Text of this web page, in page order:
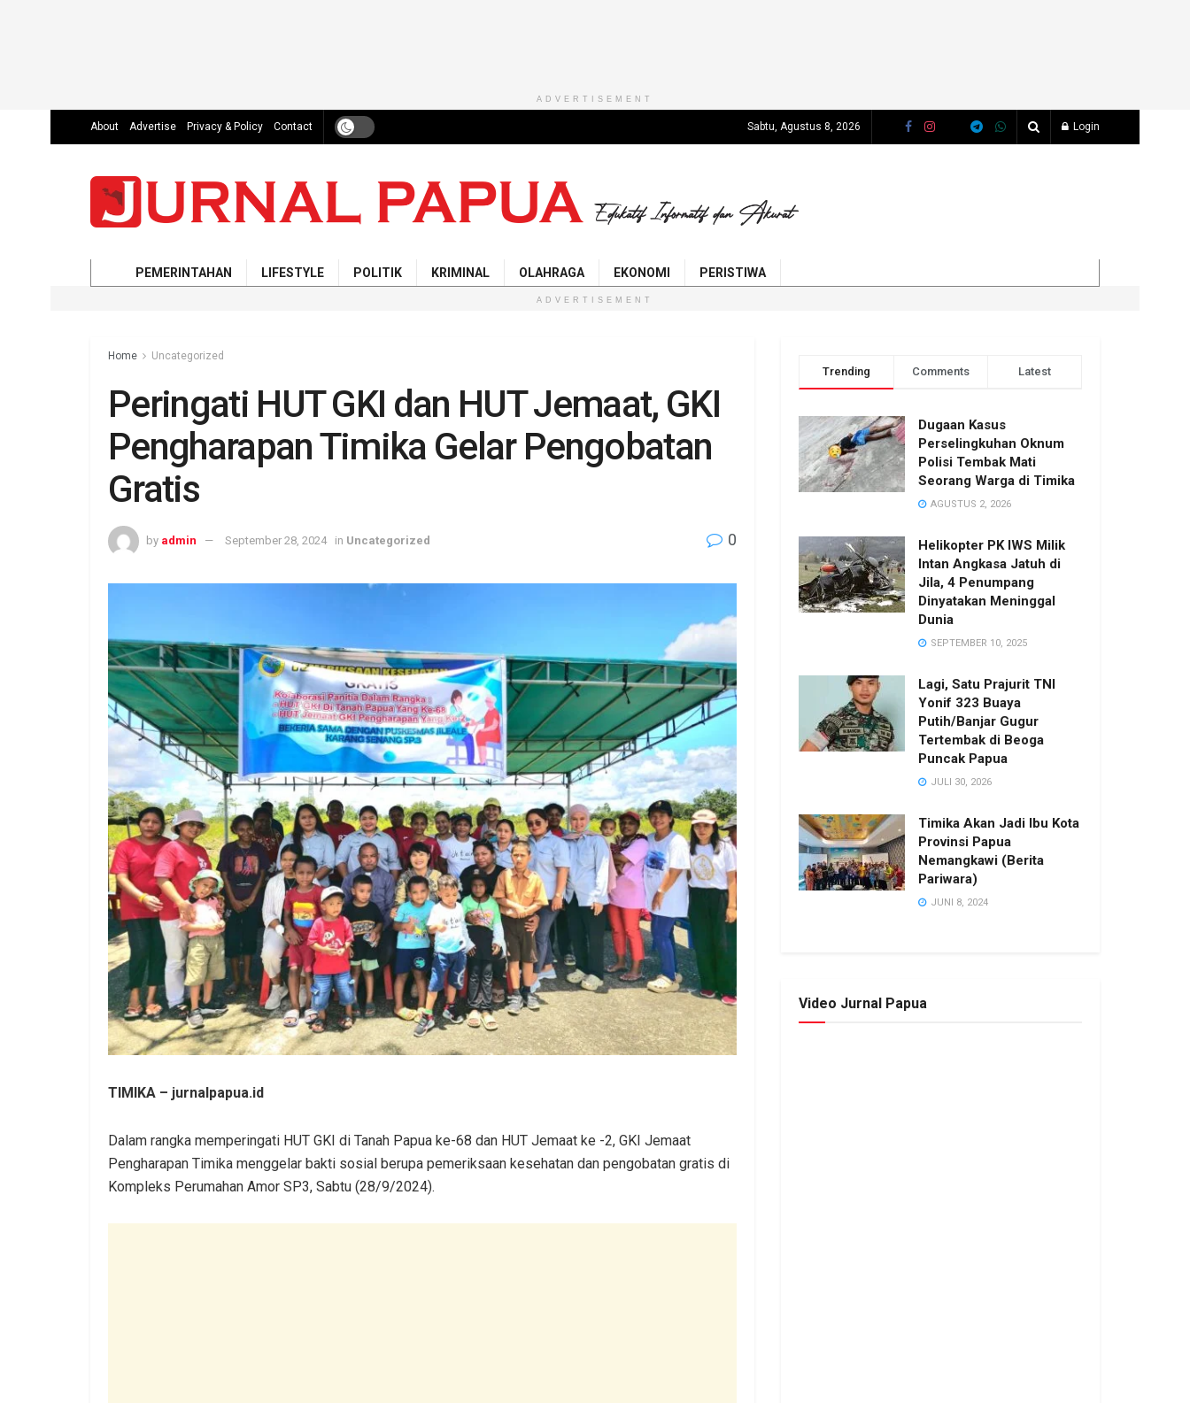
ADVERTISEMENT
About Advertise Privacy & Policy Contact Sabtu, Agustus 8, 2026 Login
PEMERINTAHAN LIFESTYLE POLITIK KRIMINAL OLAHRAGA EKONOMI PERISTIWA
ADVERTISEMENT
Home Uncategorized
Peringati HUT GKI dan HUT Jemaat, GKI
Pengharapan Timika Gelar Pengobatan
Gratis
by admin September 28, 2024 in Uncategorized 0
TIMIKA – jurnalpapua.id
Dalam rangka memperingati HUT GKI di Tanah Papua ke-68 dan HUT Jemaat ke -2, GKI Jemaat
Pengharapan Timika menggelar bakti sosial berupa pemeriksaan kesehatan dan pengobatan gratis di
Kompleks Perumahan Amor SP3, Sabtu (28/9/2024).
Trending Comments Latest
Dugaan Kasus
Perselingkuhan Oknum
Polisi Tembak Mati
Seorang Warga di Timika
AGUSTUS 2, 2026
Helikopter PK IWS Milik
Intan Angkasa Jatuh di
Jila, 4 Penumpang
Dinyatakan Meninggal
Dunia
SEPTEMBER 10, 2025
Lagi, Satu Prajurit TNI
Yonif 323 Buaya
Putih/Banjar Gugur
Tertembak di Beoga
Puncak Papua
JULI 30, 2026
Timika Akan Jadi Ibu Kota
Provinsi Papua
Nemangkawi (Berita
Pariwara)
JUNI 8, 2024
Video Jurnal Papua